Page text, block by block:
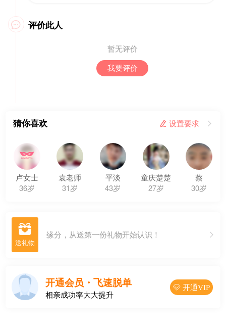
 评价此人
暂无评价
我要评价
猜你喜欢  设置要求 
卢女士
36岁
袁老师
31岁
平淡
43岁
童庆楚楚
27岁
蔡
30岁
 缘分，从送第一份礼物开始认识！
开通会员・飞速脱单
相亲成功率大大提升
 开通VIP